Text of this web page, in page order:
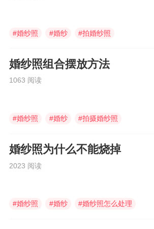
#婚纱照 #婚纱 #拍婚纱照
婚纱照组合摆放方法
1063 阅读
#婚纱照 #婚纱 #拍摄婚纱照
婚纱照为什么不能烧掉
2023 阅读
#婚纱照 #婚纱 #婚纱照怎么处理